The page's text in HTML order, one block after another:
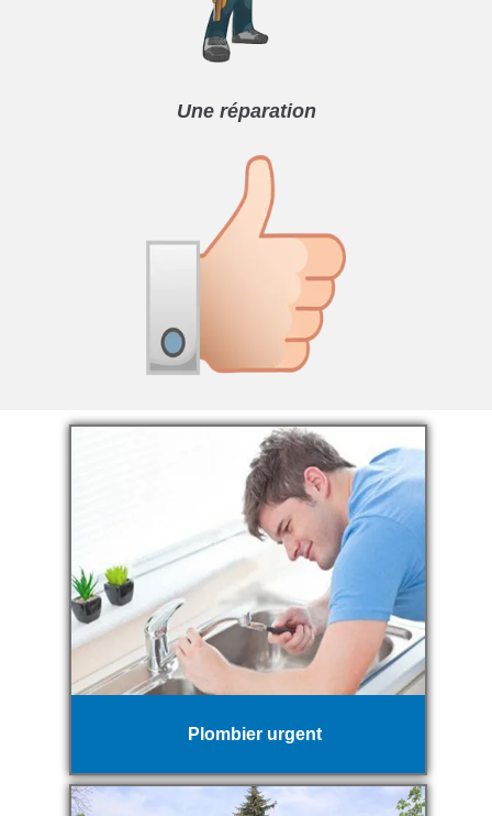
Une réparation
Plombier urgent